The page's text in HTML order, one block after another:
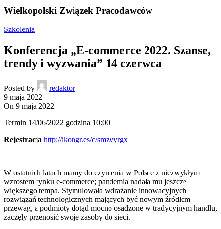
Wielkopolski Związek Pracodawców
Szkolenia
Konferencja „E-commerce 2022. Szanse,
trendy i wyzwania” 14 czerwca
Posted by
redaktor
9 maja 2022
On 9 maja 2022
Termin 14/06/2022 godzina 10:00
Rejestracja http://ikongr.es/c/smzvyrgx
W ostatnich latach mamy do czynienia w Polsce z niezwykłym
wzrostem rynku e-commerce; pandemia nadała mu jeszcze
większego tempa. Stymulowała wdrażanie innowacyjnych
rozwiązań technologicznych mających być nowym źródłem
przewag, a podmioty dotąd mocno osadzone w tradycyjnym handlu,
zaczęły przenosić swoje zasoby do sieci.